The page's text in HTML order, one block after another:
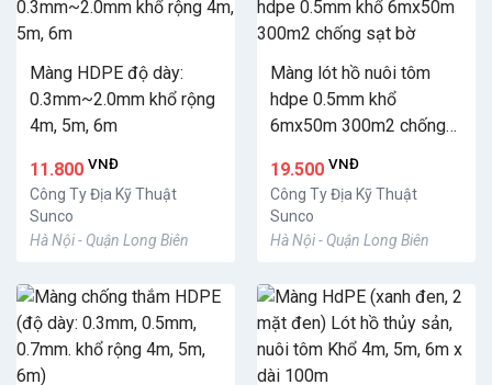
Màng HDPE độ dày:
0.3mm~2.0mm khổ rộng
4m, 5m, 6m
11.800 VNĐ
Công Ty Địa Kỹ Thuật
Sunco
Hà Nội - Quận Long Biên
Màng lót hồ nuôi tôm
hdpe 0.5mm khổ
6mx50m 300m2 chống
19.500 VNĐ
Công Ty Địa Kỹ Thuật
Sunco
Hà Nội - Quận Long Biên